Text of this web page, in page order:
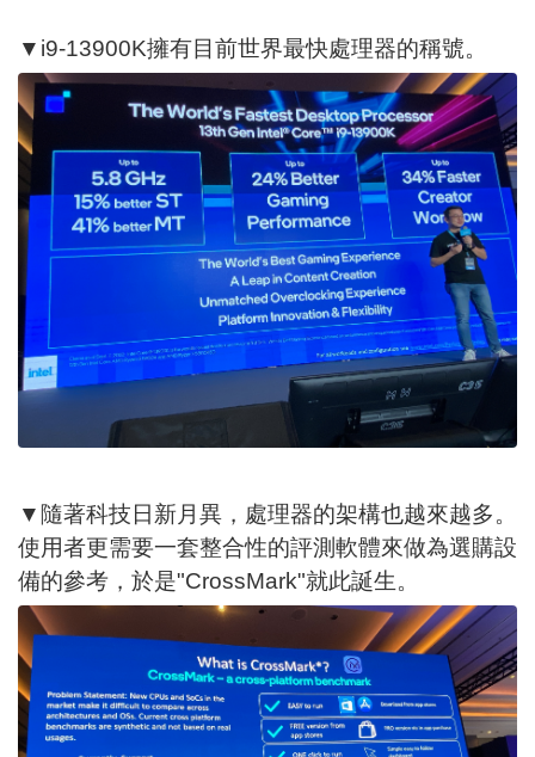
▼i9-13900K擁有目前世界最快處理器的稱號。
▼隨著科技日新月異，處理器的架構也越來越多。
使用者更需要一套整合性的評測軟體來做為選購設
備的參考，於是"CrossMark"就此誕生。